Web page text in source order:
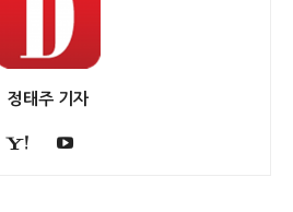
정태주 기자